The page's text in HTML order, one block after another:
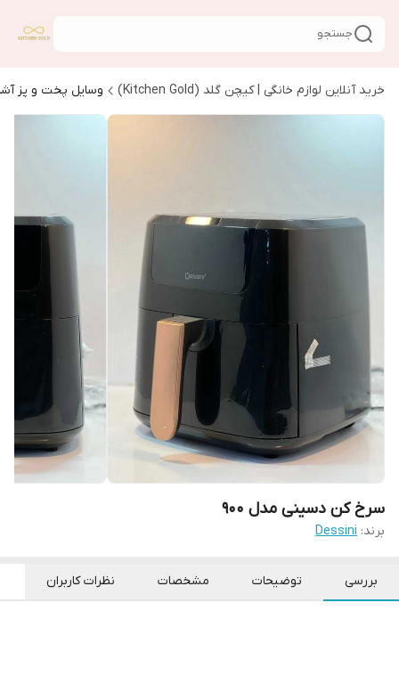
جستجو
خرید آنلاین لوازم خانگی | کیچن گلد (Kitchen Gold) وسایل پخت و پز
سرخ کن دسینی مدل 900
برند: Dessini
بررسی توضیحات مشخصات نظرات کاربران